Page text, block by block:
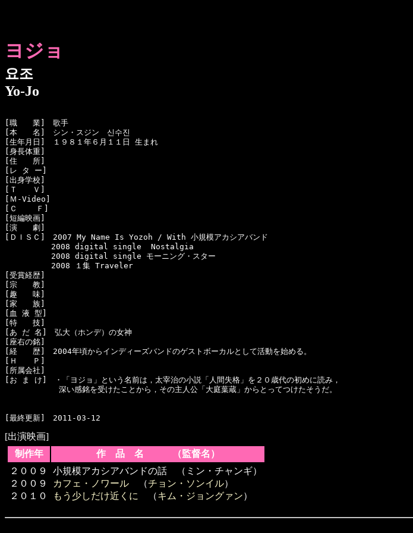
ヨジョ
요조
Yo-Jo
[職　　業]　歌手
[本　　名]　シン・スジン　신수진
[生年月日]　１９８１年６月１１日 生まれ
[身長体重]
[住　　所]
[レ タ ー]
[出身学校]
[Ｔ　　Ｖ]
[Ｍ-Video]
[Ｃ    Ｆ]
[短編映画]
[演　　劇]
[ＤＩＳＣ]　2007 My Name Is Yozoh / With 小規模アカシアバンド
2008 digital single  Nostalgia
2008 digital single モーニング・スター
2008 １集 Traveler
[受賞経歴]
[宗　　教]
[趣　　味]
[家　　族]
[血 液 型]
[特　　技]
[あ だ 名]　弘大（ホンデ）の女神
[座右の銘]
[経　　歴]　2004年頃からインディーズバンドのゲストボーカルとして活動を始める。
[Ｈ　　Ｐ]
[所属会社]
[お ま け]　・「ヨジョ」という名前は，太宰治の小説「人間失格」を２０歳代の初めに読み，
深い感銘を受けたことから，その主人公「大庭葉蔵」からとってつけたそうだ。
[出演映画]
制作年
作 品 名 （監督名）
２００９
２００９
２０１０
小規模アカシアバンドの話 （ミン・チャンギ）
カフェ・ノワール （チョン・ソンイル）
もう少しだけ近くに
（キム・ジョングァン）